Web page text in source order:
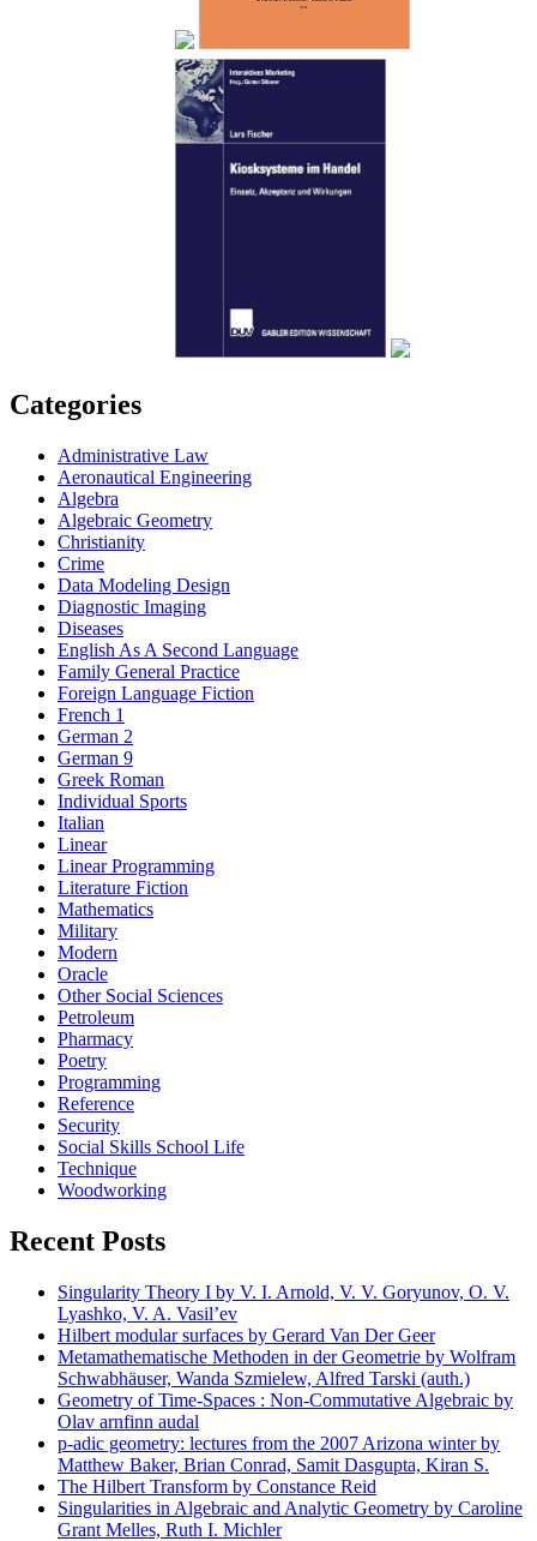
Categories
Administrative Law
Aeronautical Engineering
Algebra
Algebraic Geometry
Christianity
Crime
Data Modeling Design
Diagnostic Imaging
Diseases
English As A Second Language
Family General Practice
Foreign Language Fiction
French 1
German 2
German 9
Greek Roman
Individual Sports
Italian
Linear
Linear Programming
Literature Fiction
Mathematics
Military
Modern
Oracle
Other Social Sciences
Petroleum
Pharmacy
Poetry
Programming
Reference
Security
Social Skills School Life
Technique
Woodworking
Recent Posts
Singularity Theory I by V. I. Arnold, V. V. Goryunov, O. V.
Lyashko, V. A. Vasil’ev
Hilbert modular surfaces by Gerard Van Der Geer
Metamathematische Methoden in der Geometrie by Wolfram
Schwabhäuser, Wanda Szmielew, Alfred Tarski (auth.)
Geometry of Time-Spaces : Non-Commutative Algebraic by
Olav arnfinn audal
p-adic geometry: lectures from the 2007 Arizona winter by
Matthew Baker, Brian Conrad, Samit Dasgupta, Kiran S.
The Hilbert Transform by Constance Reid
Singularities in Algebraic and Analytic Geometry by Caroline
Grant Melles, Ruth I. Michler